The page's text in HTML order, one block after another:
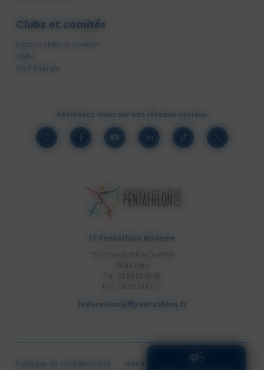
FF Pentathlon Moderne
federation@ffpentathlon.fr
Clubs et comités
Espace clubs & comités
Clubs
Vie Fédérale
Retrouvez-nous sur nos réseaux sociaux
Politique de confidentialité Mentions légales Cookies